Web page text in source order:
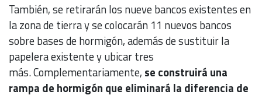
También, se retirarán los nueve bancos existentes en
la zona de tierra y se colocarán 11 nuevos bancos
sobre bases de hormigón, además de sustituir la
papelera existente y ubicar tres
más. Complementariamente, se construirá una
rampa de hormigón que eliminará la diferencia de